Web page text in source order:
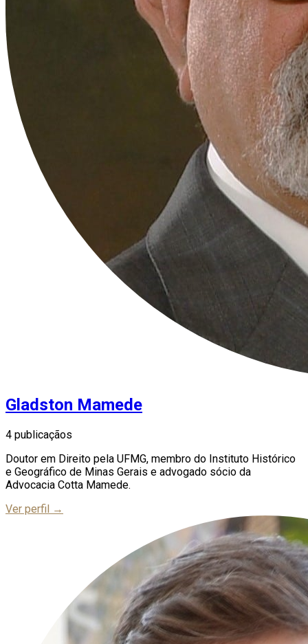
Gladston Mamede
4 publicaçãos
Doutor em Direito pela UFMG, membro do Instituto Histórico
e Geográfico de Minas Gerais e advogado sócio da
Advocacia Cotta Mamede.
Ver perfil →